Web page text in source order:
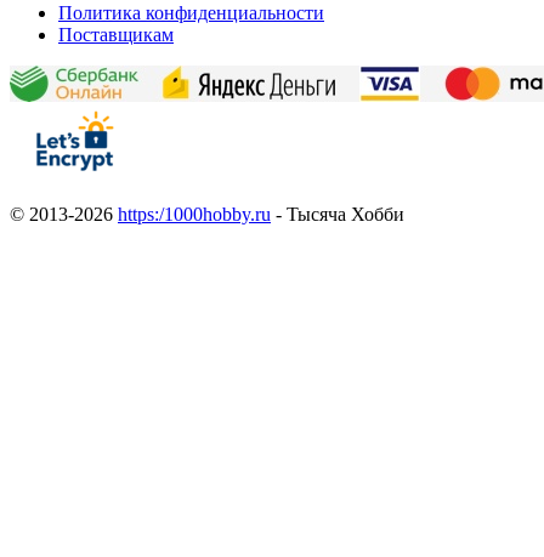
Политика конфиденциальности
Поставщикам
© 2013-2026 https:/1000hobby.ru - Тысяча Хобби